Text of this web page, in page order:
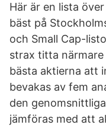
Här är en lista
bäst på
och Small Cap-
strax titta
bästa aktierna att
bevakas av fem
den
jämföras med att